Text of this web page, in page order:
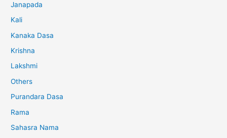
Janapada
Kali
Kanaka Dasa
Krishna
Lakshmi
Others
Purandara Dasa
Rama
Sahasra Nama